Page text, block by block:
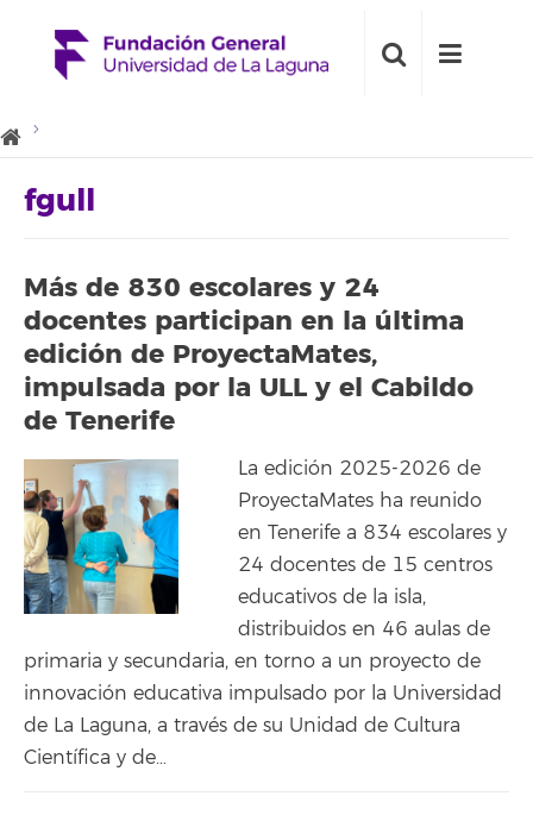
fgull
Más de 830 escolares y 24
docentes participan en la última
edición de ProyectaMates,
impulsada por la ULL y el Cabildo
de Tenerife
La edición 2025-2026 de
ProyectaMates ha reunido
en Tenerife a 834 escolares y
24 docentes de 15 centros
educativos de la isla,
distribuidos en 46 aulas de
primaria y secundaria, en torno a un proyecto de
innovación educativa impulsado por la Universidad
de La Laguna, a través de su Unidad de Cultura
Científica y de…